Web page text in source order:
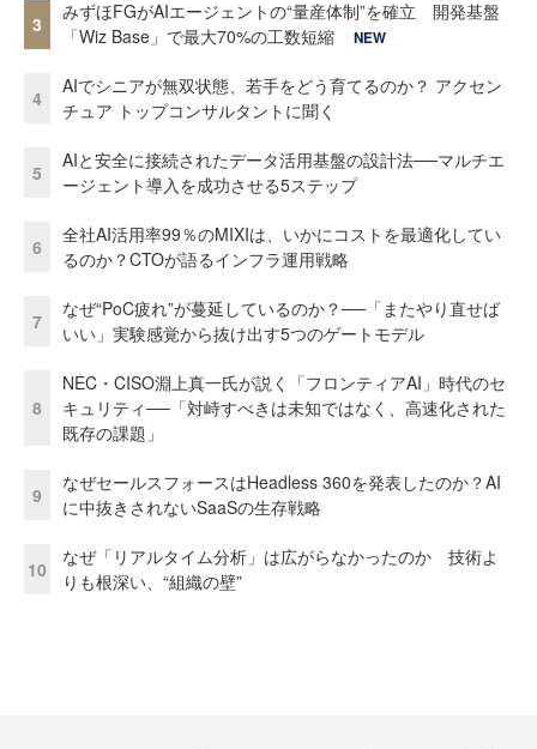
3
みずほFGがAIエージェントの“量産体制”を確立 開発基盤
「Wiz Base」で最大70%の工数短縮
NEW
4
AIでシニアが無双状態、若手をどう育てるのか？ アクセン
チュア トップコンサルタントに聞く
5
AIと安全に接続されたデータ活用基盤の設計法──マルチエ
ージェント導入を成功させる5ステップ
6
全社AI活用率99％のMIXIは、いかにコストを最適化してい
るのか？CTOが語るインフラ運用戦略
7
なぜ“PoC疲れ”が蔓延しているのか？──「またやり直せば
いい」実験感覚から抜け出す5つのゲートモデル
8
NEC・CISO淵上真一氏が説く「フロンティアAI」時代のセ
キュリティ──「対峙すべきは未知ではなく、高速化された
既存の課題」
9
なぜセールスフォースはHeadless 360を発表したのか？AI
に中抜きされないSaaSの生存戦略
10
なぜ「リアルタイム分析」は広がらなかったのか 技術よ
りも根深い、“組織の壁”